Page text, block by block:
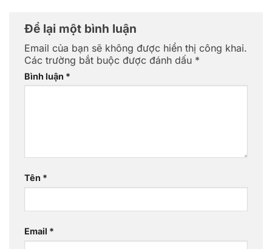
Để lại một bình luận
Email của bạn sẽ không được hiển thị công khai.
Các trường bắt buộc được đánh dấu *
Bình luận *
Tên *
Email *